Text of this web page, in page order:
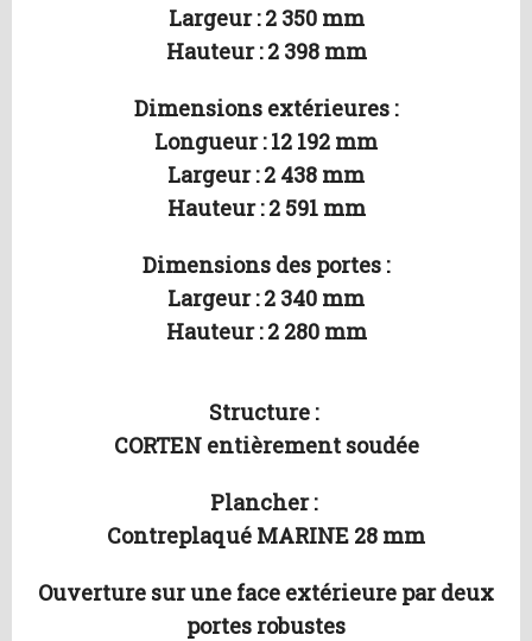
Largeur : 2 350 mm
Hauteur : 2 398 mm
Dimensions extérieures :
Longueur : 12 192 mm
Largeur : 2 438 mm
Hauteur : 2 591 mm
Dimensions des portes :
Largeur : 2 340 mm
Hauteur : 2 280 mm
Structure :
CORTEN entièrement soudée
Plancher :
Contreplaqué MARINE 28 mm
Ouverture sur une face extérieure par deux
portes robustes